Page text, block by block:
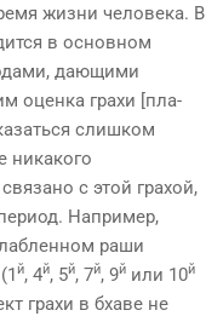
жизни человека. В
в основ­ном
дающими
оценка грахи [пла­
слишком
никакого
с этой грахой,
Например,
раши
й, 4й, 5й, 7й, 9й или 10й
грахи в бхаве не